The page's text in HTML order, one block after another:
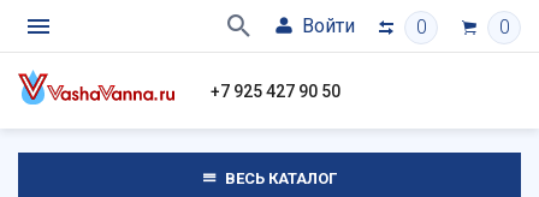
Войти 0 0
+7 925 427 90 50
ВЕСЬ КАТАЛОГ